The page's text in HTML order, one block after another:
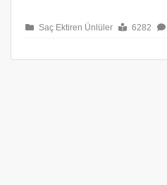
Saç Ektiren Ünlüler 6282